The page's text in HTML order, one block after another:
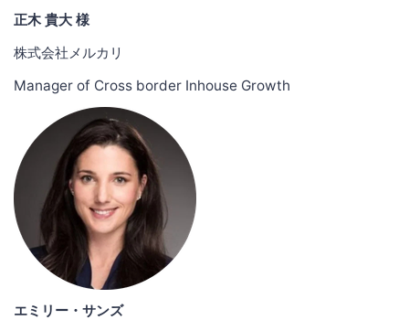
正木 貴大 様
株式会社メルカリ
Manager of Cross border Inhouse Growth
エミリー・サンズ